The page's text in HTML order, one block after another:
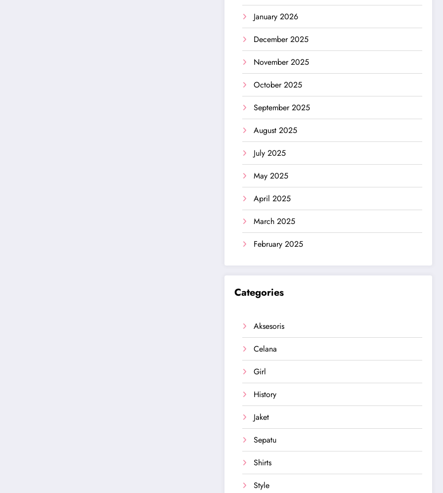
January 2026
December 2025
November 2025
October 2025
September 2025
August 2025
July 2025
May 2025
April 2025
March 2025
February 2025
Categories
Aksesoris
Celana
Girl
History
Jaket
Sepatu
Shirts
Style